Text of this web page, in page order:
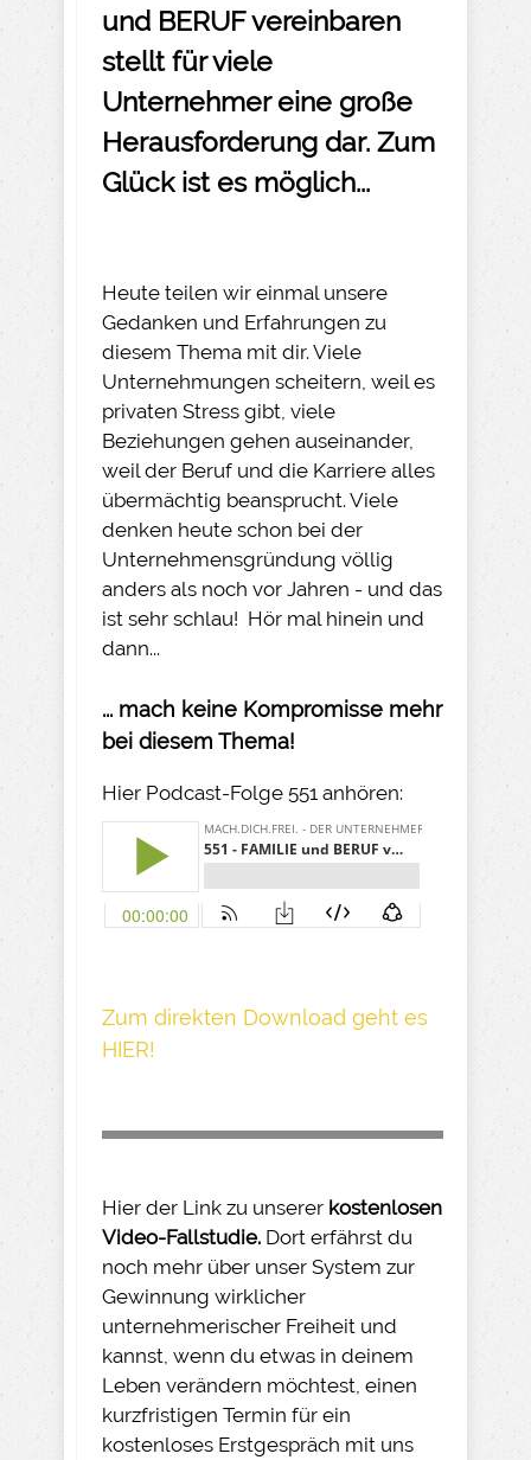
und BERUF vereinbaren
stellt für viele
Unternehmer eine große
Herausforderung dar. Zum
Glück ist es möglich...
Heute teilen wir einmal unsere
Gedanken und Erfahrungen zu
diesem Thema mit dir. Viele
Unternehmungen scheitern, weil es
privaten Stress gibt, viele
Beziehungen gehen auseinander,
weil der Beruf und die Karriere alles
übermächtig beansprucht. Viele
denken heute schon bei der
Unternehmensgründung völlig
anders als noch vor Jahren - und das
ist sehr schlau! Hör mal hinein und
dann...
... mach keine Kompromisse mehr
bei diesem Thema!
Hier Podcast-Folge 551 anhören:
Z um direkte n Download geh t es
HIER!
Hier der Link zu unserer kostenlosen
Video-Fallstudie. Dort erfährst du
noch mehr über unser System zur
Gewinnung wirklicher
unternehmerischer Freiheit und
kannst, wenn du etwas in deinem
Leben verändern möchtest, einen
kurzfristigen Termin für ein
kostenloses Erstgespräch mit uns